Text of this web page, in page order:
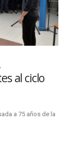
al ciclo
a 75 años de la